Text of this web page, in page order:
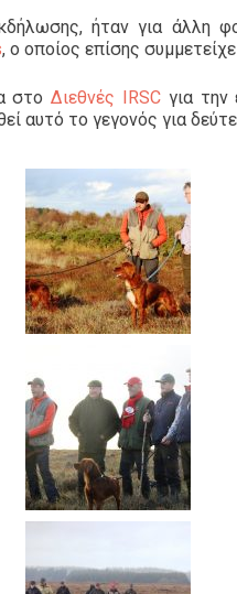
ήταν για άλλη
, ο οποίος επίσης
στοΔιεθνές IRSCγια την
αυτό το γεγονός για